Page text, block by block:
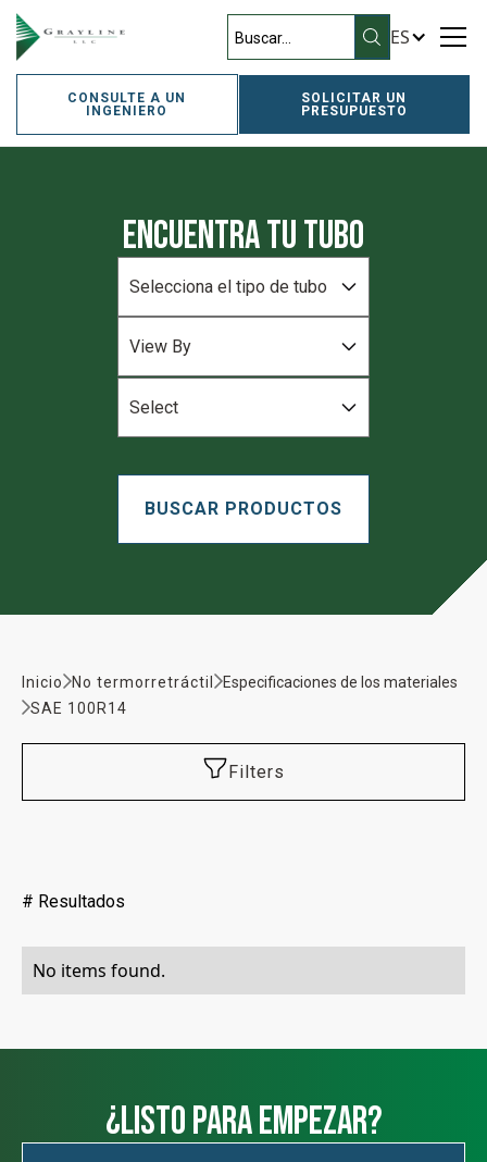
ES
CONSULTE A UN
INGENIERO
SOLICITAR UN
PRESUPUESTO
Encuentra tu tubo
Inicio No termorretráctil
Especificaciones de los materiales
SAE 100R14
Filters
# Resultados
No items found.
¿Listo para empezar?